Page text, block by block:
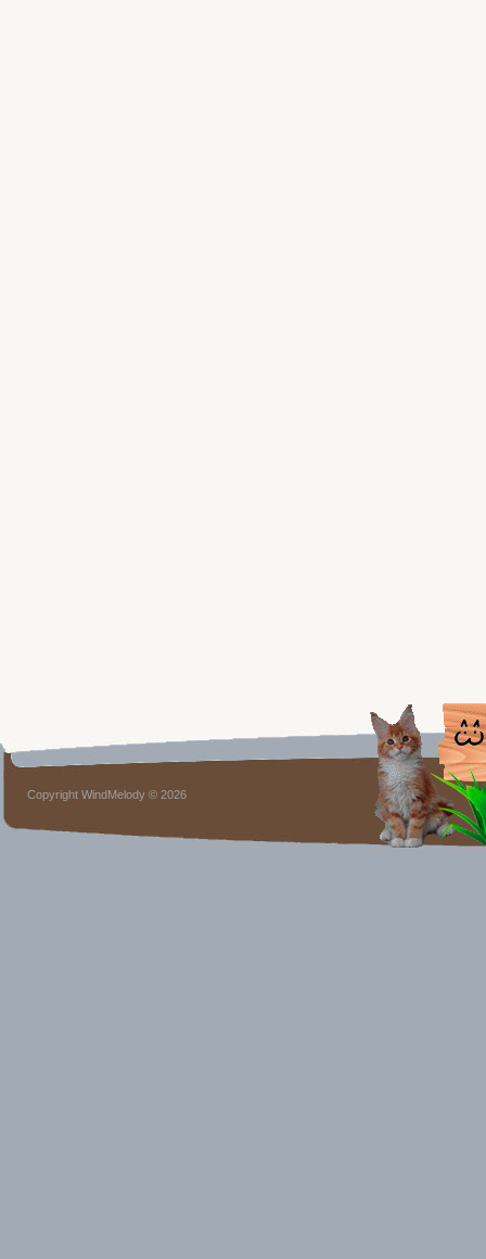
Copyright WindMelody © 2026